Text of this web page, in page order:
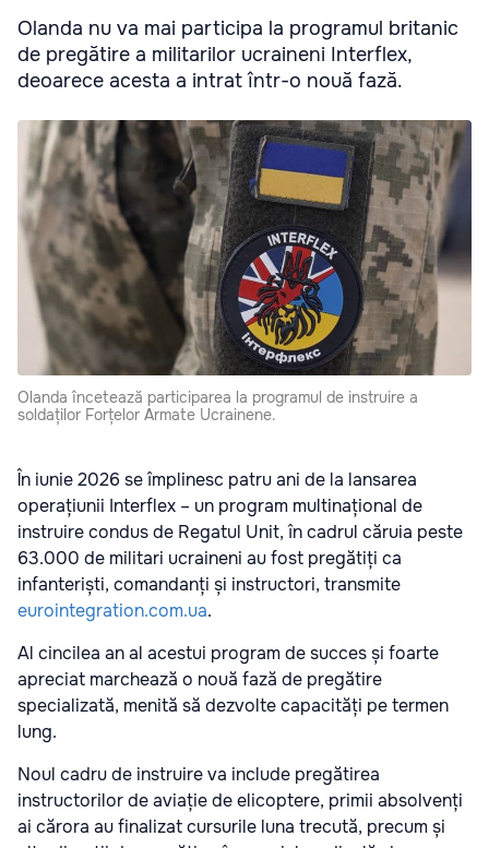
Olanda nu va mai participa la programul britanic
de pregătire a militarilor ucraineni Interflex,
deoarece acesta a intrat într-o nouă fază.
Olanda încetează participarea la programul de instruire a
soldaților Forțelor Armate Ucrainene.
În iunie 2026 se împlinesc patru ani de la lansarea
operațiunii Interflex – un program multinațional de
instruire condus de Regatul Unit, în cadrul căruia peste
63.000 de militari ucraineni au fost pregătiți ca
infanteriști, comandanți și instructori, transmite
eurointegration.com.ua.
Al cincilea an al acestui program de succes și foarte
apreciat marchează o nouă fază de pregătire
specializată, menită să dezvolte capacități pe termen
lung.
Noul cadru de instruire va include pregătirea
instructorilor de aviație de elicoptere, primii absolvenți
ai cărora au finalizat cursurile luna trecută, precum și